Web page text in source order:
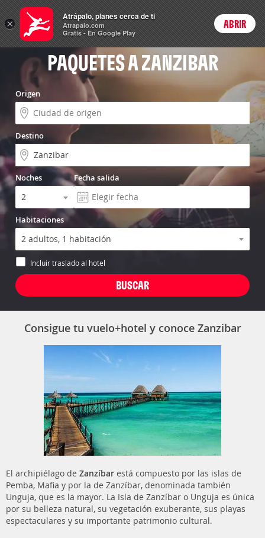
Vuelo+Hotel Login
PAQUETES A ZANZIBAR
Origen
Destino
Noches Fecha salida
Habitaciones
Incluir traslado al hotel
Consigue tu vuelo+hotel y conoce Zanzibar
El archipiélago de Zanzíbar está compuesto por las islas de
Pemba, Mafia y por la de Zanzíbar, denominada también
Unguja, que es la mayor. La Isla de Zanzíbar o Unguja es única
por su belleza natural, su vegetación exuberante, sus playas
espectaculares y su importante patrimonio cultural.
×
Atrápalo, planes cerca de ti
Atrapalo.com
Gratis - En Google Play
ABRIR